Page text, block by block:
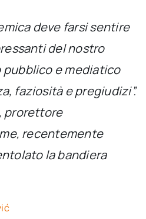
deve farsi sentire
del nostro
pubblico e mediatico
faziosità e pregiudizi”.
prorettore
recentemente
la bandiera